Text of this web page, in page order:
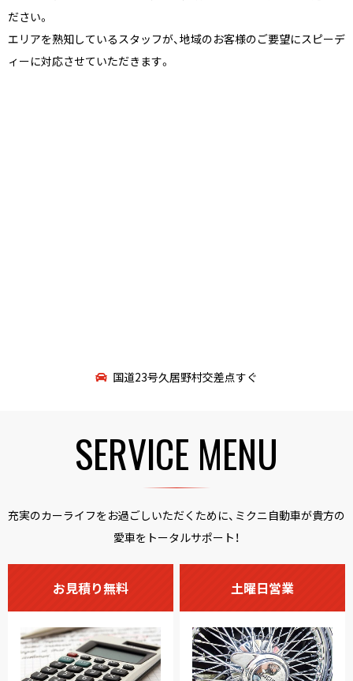
ださい。
エリアを熟知しているスタッフが、地域のお客様のご要望にスピーデ
ィーに対応させていただきます。
国道23号久居野村交差点すぐ
SERVICE MENU
充実のカーライフをお過ごしいただくために、ミクニ自動車が貴方の
愛車をトータルサポート！
お見積り無料 土曜日営業